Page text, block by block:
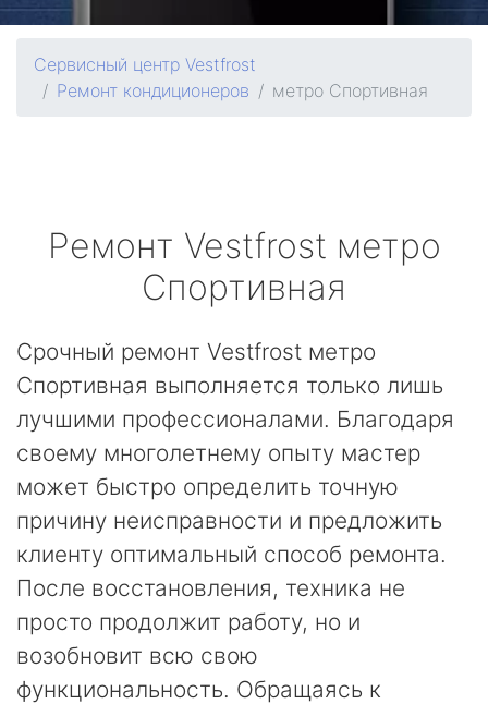
Сервисный центр Vestfrost
Ремонт кондиционеров
метро Спортивная
Ремонт Vestfrost метро
Спортивная
Срочный ремонт Vestfrost метро
Спортивная выполняется только лишь
лучшими профессионалами. Благодаря
своему многолетнему опыту мастер
может быстро определить точную
причину неисправности и предложить
клиенту оптимальный способ ремонта.
После восстановления, техника не
просто продолжит работу, но и
возобновит всю свою
функциональность. Обращаясь к